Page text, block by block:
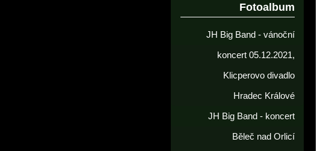
Fotoalbum
JH Big Band - vánoční
koncert 05.12.2021,
Klicperovo divadlo
Hradec Králové
JH Big Band - koncert
Běleč nad Orlicí